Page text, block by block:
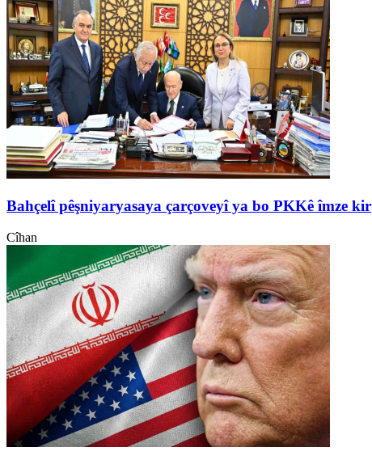
Bahçelî pêşniyaryasaya çarçoveyî ya bo PKKê îmze kir
Cîhan